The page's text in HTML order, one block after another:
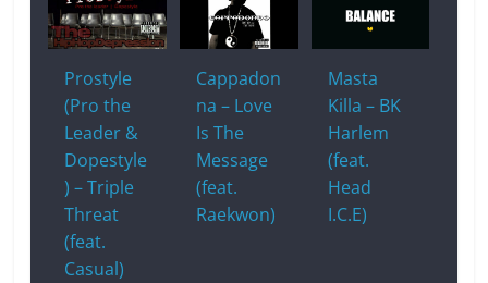
Prostyle
(Pro the
Leader &
Dopestyle
) – Triple
Threat
(feat.
Casual)
Cappadon
na – Love
Is The
Message
(feat.
Raekwon)
Masta
Killa – BK
Harlem
(feat.
Head
I.C.E)